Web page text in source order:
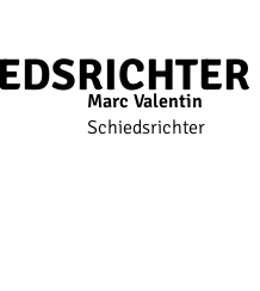
Marc Valentin
Schiedsrichter